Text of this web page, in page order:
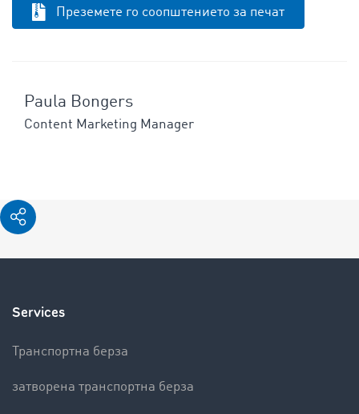
Преземете го соопштението за печат
Paula Bongers
Content Marketing Manager
Services
Транспортна берза
затворена транспортна берза